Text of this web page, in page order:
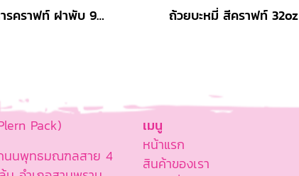
กล่องอาหารคราฟท์ ฝาพับ 900ml (34oz) ถ้วยบะหมี่ สีคราฟท์ 32oz
Pack)
นนพุทธมณฑลสาย 4
เมนู
หน้าแรก
สินค้าของเรา